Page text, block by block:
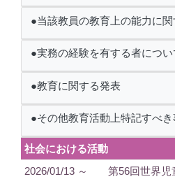
●当該教員の教育上の能力に
●実務の経験を有する者につ
●教育に関する発表
●その他教育活動上特記すべき
社会における活動
2026/01/13 ～
第56回世界